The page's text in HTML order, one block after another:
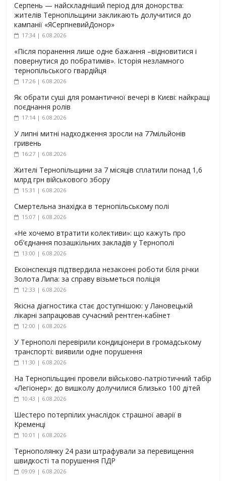
Серпень — найскладніший період для донорства:
жителів Тернопільщини закликають долучитися до
кампанії «ЯСерпневийДонор»
17:34 | 6.08.2026
«Після поранення лише одне бажання –відновитися і
повернутися до побратимів». Історія незламного
тернопільського гвардійця
17:26 | 6.08.2026
Як обрати суші для романтичної вечері в Києві: найкращі
поєднання ролів
17:14 | 6.08.2026
У липні митні надходження зросли на 77мільйонів
гривень
16:27 | 6.08.2026
Жителі Тернопільщини за 7 місяців сплатили понад 1,6
млрд грн військового збору
15:31 | 6.08.2026
Смертельна знахідка в тернопільському полі
15:07 | 6.08.2026
«Не хочемо втратити колективи»: що кажуть про
об’єднання позашкільних закладів у Тернополі
13:00 | 6.08.2026
Екоінспекція підтвердила незаконні роботи біля річки
Золота Липа: за справу візьметься поліція
12:33 | 6.08.2026
Якісна діагностика стає доступнішою: у Лановецькій
лікарні запрацював сучасний рентген-кабінет
12:00 | 6.08.2026
У Тернополі перевірили кондиціонери в громадському
транспорті: виявили одне порушення
11:30 | 6.08.2026
На Тернопільщині провели військово-патріотичний табір
«Легіонер»: до вишколу долучилися близько 100 дітей
10:43 | 6.08.2026
Шестеро потерпілих унаслідок страшної аварії в
Кременці
10:01 | 6.08.2026
Тернополянку 24 рази штрафували за перевищення
швидкості та порушення ПДР
09:09 | 6.08.2026